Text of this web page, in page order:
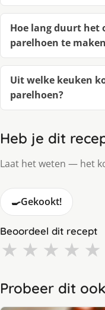
Hoe lang duurt het
parelhoen te
Uit welke keuken
parelhoen?
Heb je dit
Laat het weten — het
🍳Gekookt!
Beoordeel dit recept
★ ★ ★ ★ ★
Probeer dit ook